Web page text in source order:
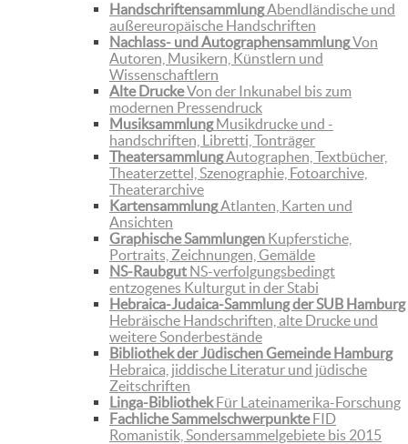
HandschriftensammlungAbendländische und
außereuropäische Handschriften
Nachlass- und AutographensammlungVon
Autoren, Musikern, Künstlern und
Wissenschaftlern
Alte DruckeVon der Inkunabel bis zum
modernen Pressendruck
MusiksammlungMusikdrucke und -
handschriften, Libretti, Tonträger
TheatersammlungAutographen, Textbücher,
Theaterzettel, Szenographie, Fotoarchive,
Theaterarchive
KartensammlungAtlanten, Karten und
Ansichten
Graphische Sammlungen Kupferstiche,
Portraits, Zeichnungen, Gemälde
NS-Raubgut NS-verfolgungsbedingt
entzogenes Kulturgut in der Stabi
Hebraica-Judaica-Sammlung der SUB Hamburg
Hebräische Handschriften, alte Drucke und
weitere Sonderbestände
Bibliothek der Jüdischen Gemeinde Hamburg
Hebraica, jiddische Literatur und jüdische
Zeitschriften
Linga-BibliothekFür Lateinamerika-Forschung
Fachliche SammelschwerpunkteFID
Romanistik, Sondersammelgebiete bis 2015